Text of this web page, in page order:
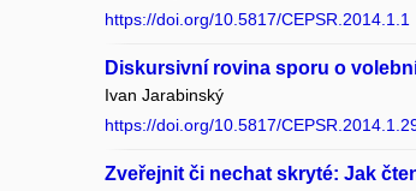
https://doi.org/10.5817/CEPSR.2014.1.1
Diskursivní rovina sporu o
Ivan Jarabinský
https://doi.org/10.5817/
Zveřejnit či nechat skryté: Jak